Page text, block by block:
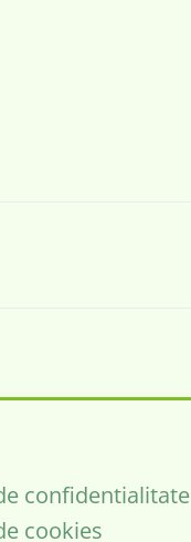
confidentialitate
cookies